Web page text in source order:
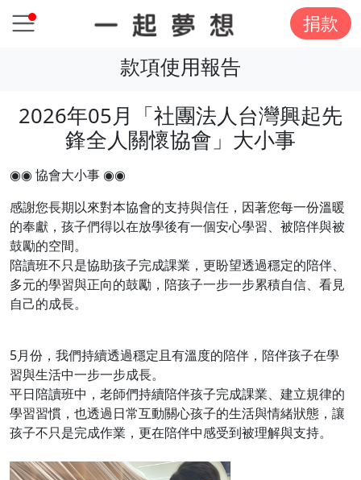
捐款
款項使用報告
2026年05月「社團法人台灣興起先
鋒全人關懷協會」大小事
◉◉ 協會大小事 ◉◉
感謝您長期以來對本協會的支持與信任，因著您每一份溫暖
的奉獻，孩子們得以在放學後有一個安心學習、被陪伴與被
鼓勵的空間。
陪讀班不只是協助孩子完成課業，更盼望透過穩定的陪伴、
多元的學習與正向的鼓勵，陪孩子一步一步累積自信、看見
自己的成長。
5月份，我們持續透過穩定且有溫度的陪伴，陪伴孩子在學
習與生活中一步一步成長。
平日陪讀班中，老師們持續陪伴孩子完成課業、建立規律的
學習習慣，也透過日常互動關心孩子的生活與情緒狀態，讓
孩子不只是完成作業，更在陪伴中感受到被理解與支持。